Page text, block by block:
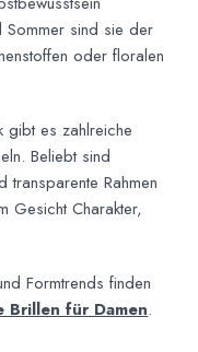
Sommer sind sie der
oder floralen
gibt es zahlreiche
Beliebt sind
transparente Rahmen
Gesicht Charakter,
Formtrends finden
Brillen für Damen.